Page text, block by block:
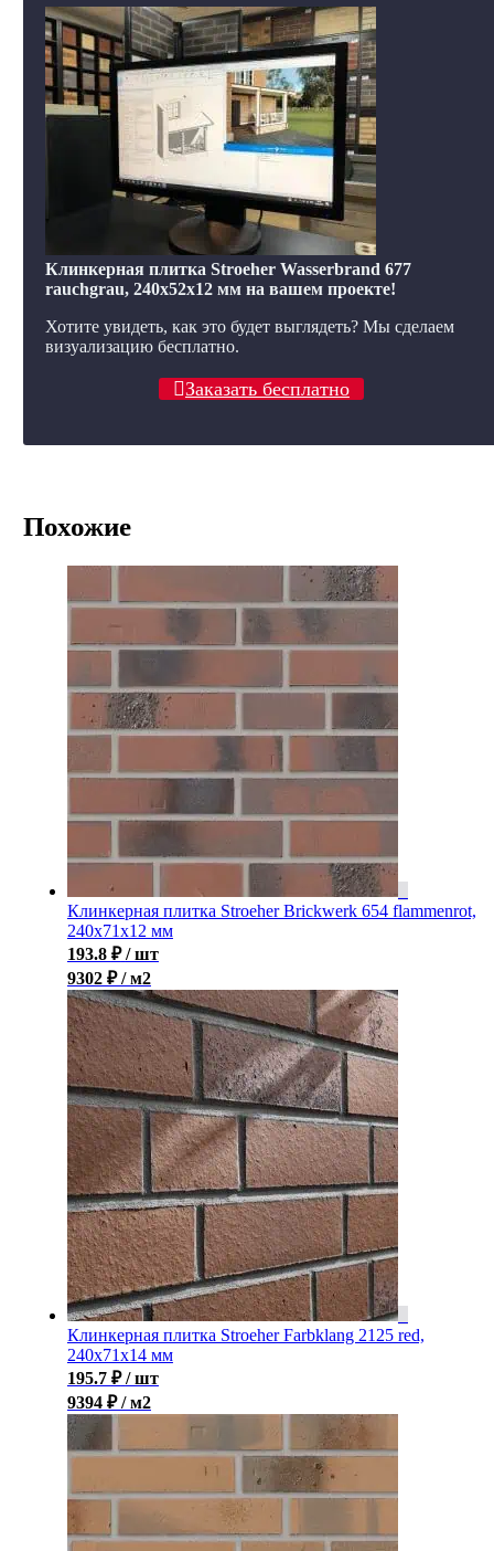
Клинкерная плитка Stroeher Wasserbrand 677
rauchgrau, 240x52x12 мм на вашем проекте!
Хотите увидеть, как это будет выглядеть? Мы сделаем
визуализацию бесплатно.
Заказать бесплатно
Похожие
Клинкерная плитка Stroeher Brickwerk 654 flammenrot,
240x71x12 мм
193.8 ₽ / шт
9302 ₽ / м2
Клинкерная плитка Stroeher Farbklang 2125 red,
240x71x14 мм
195.7 ₽ / шт
9394 ₽ / м2